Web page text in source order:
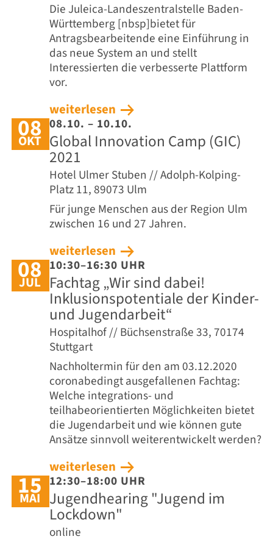
Die Juleica-Landeszentralstelle Baden-
Württemberg [nbsp]bietet für
Antragsbearbeitende eine Einführung in
das neue System an und stellt
Interessierten die verbesserte Plattform
vor.
weiterlesen
08
OKT
08.10. – 10.10.
Global Innovation Camp (GIC)
2021
Hotel Ulmer Stuben // Adolph-Kolping-
Platz 11, 89073 Ulm
Für junge Menschen aus der Region Ulm
zwischen 16 und 27 Jahren.
weiterlesen
08
JUL
10:30–16:30 UHR
Fachtag „Wir sind dabei!
Inklusionspotentiale der Kinder-
und Jugendarbeit“
Hospitalhof // Büchsenstraße 33, 70174
Stuttgart
Nachholtermin für den am 03.12.2020
coronabedingt ausgefallenen Fachtag:
Welche integrations- und
teilhabeorientierten Möglichkeiten bietet
die Jugendarbeit und wie können gute
Ansätze sinnvoll weiterentwickelt werden?
weiterlesen
15
MAI
12:30–18:00 UHR
Jugendhearing "Jugend im
Lockdown"
online